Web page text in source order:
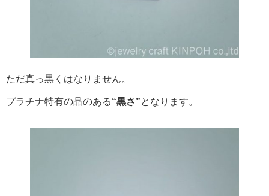
ただ真っ黒くはなりません。
プラチナ特有の品のある“黒さ”となります。